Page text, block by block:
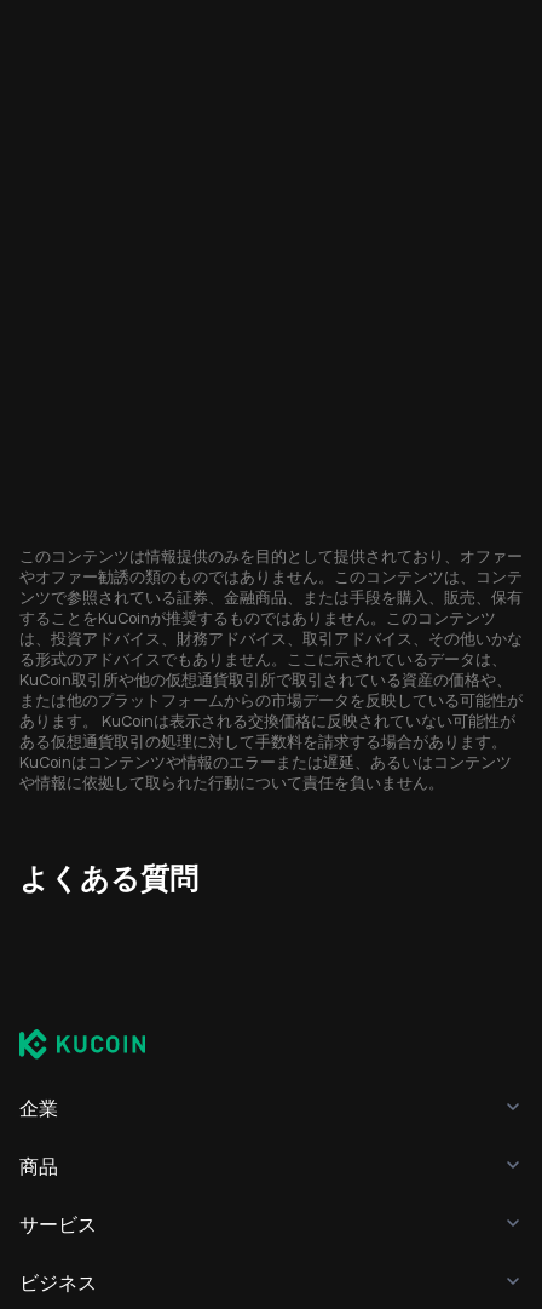
このコンテンツは情報提供のみを目的として提供されており、オファー
やオファー勧誘の類のものではありません。このコンテンツは、コンテ
ンツで参照されている証券、金融商品、または手段を購入、販売、保有
することをKuCoinが推奨するものではありません。このコンテンツ
は、投資アドバイス、財務アドバイス、取引アドバイス、その他いかな
る形式のアドバイスでもありません。ここに示されているデータは、
KuCoin取引所や他の仮想通貨取引所で取引されている資産の価格や、
または他のプラットフォームからの市場データを反映している可能性が
あります。 KuCoinは表示される交換価格に反映されていない可能性が
ある仮想通貨取引の処理に対して手数料を請求する場合があります。
KuCoinはコンテンツや情報のエラーまたは遅延、あるいはコンテンツ
や情報に依拠して取られた行動について責任を負いません。
よくある質問
企業
商品
サービス
ビジネス